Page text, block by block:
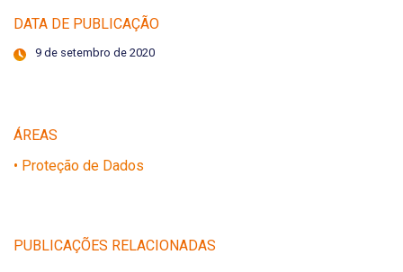
DATA DE PUBLICAÇÃO
9 de setembro de 2020
ÁREAS
• Proteção de Dados
PUBLICAÇÕES RELACIONADAS